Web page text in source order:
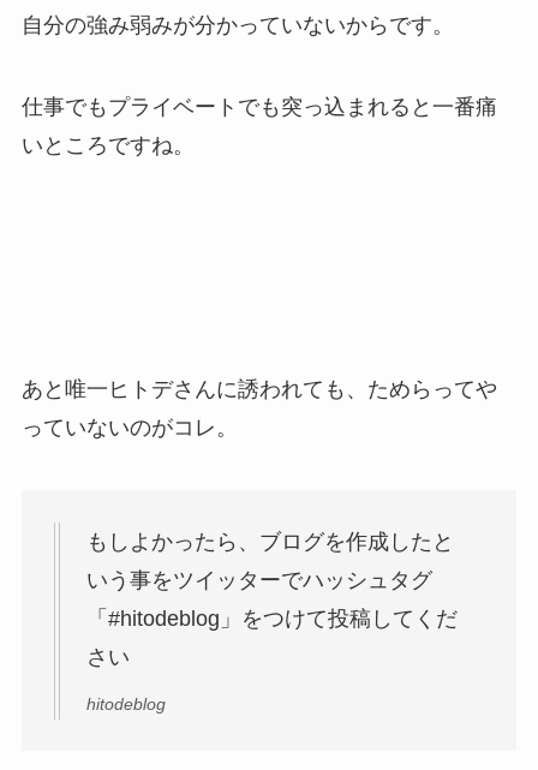
自分の強み弱みが分かっていないからです。
仕事でもプライベートでも突っ込まれると一番痛
いところですね。
あと唯一ヒトデさんに誘われても、ためらってや
っていないのがコレ。
もしよかったら、ブログを作成したと
いう事をツイッターでハッシュタグ
「#hitodeblog」をつけて投稿してくだ
さい
hitodeblog